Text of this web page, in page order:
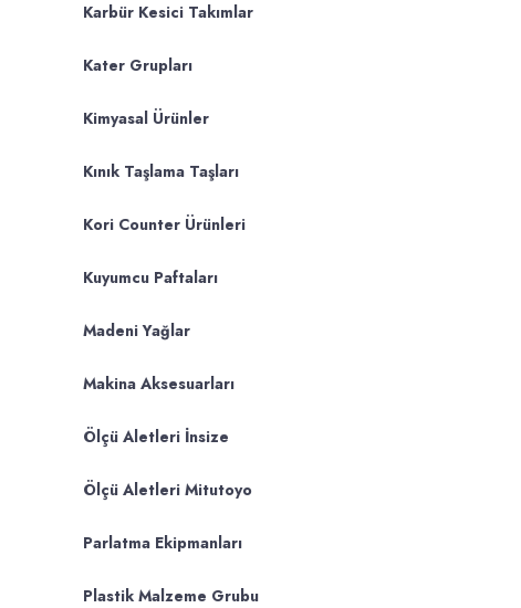
Karbür Kesici Takımlar
Kater Grupları
Kimyasal Ürünler
Kınık Taşlama Taşları
Kori Counter Ürünleri
Kuyumcu Paftaları
Madeni Yağlar
Makina Aksesuarları
Ölçü Aletleri İnsize
Ölçü Aletleri Mitutoyo
Parlatma Ekipmanları
Plastik Malzeme Grubu